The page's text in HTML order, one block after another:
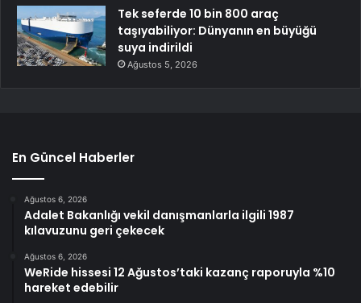
Tek seferde 10 bin 800 araç
taşıyabiliyor: Dünyanın en büyüğü
suya indirildi
Ağustos 5, 2026
En Güncel Haberler
Ağustos 6, 2026
Adalet Bakanlığı vekil danışmanlarla ilgili 1987
kılavuzunu geri çekecek
Ağustos 6, 2026
WeRide hissesi 12 Ağustos’taki kazanç raporuyla %10
hareket edebilir